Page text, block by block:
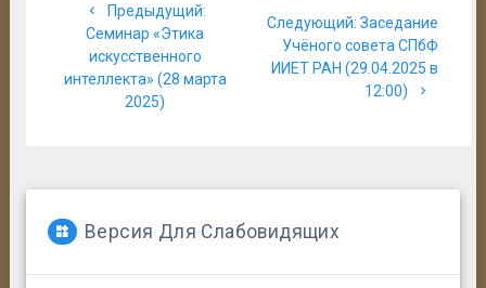
записям
Предыдущий:Предыдущая
Семинар «Этика
искусственного
интеллекта» (28 марта
2025)
Следующий: Следующая
запись:
Заседание
Учёного совета СПбФ
ИИЕТ РАН (29.04.2025 в
12:00)
Версия Для Слабовидящих